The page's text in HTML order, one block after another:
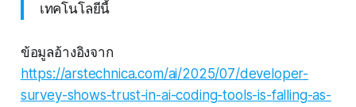
เทคโนโลยีนี้
ข้อมูลอ้างอิงจาก
https://arstechnica.com/ai/2025/07/developer-
survey-shows-trust-in-ai-coding-tools-is-falling-as-